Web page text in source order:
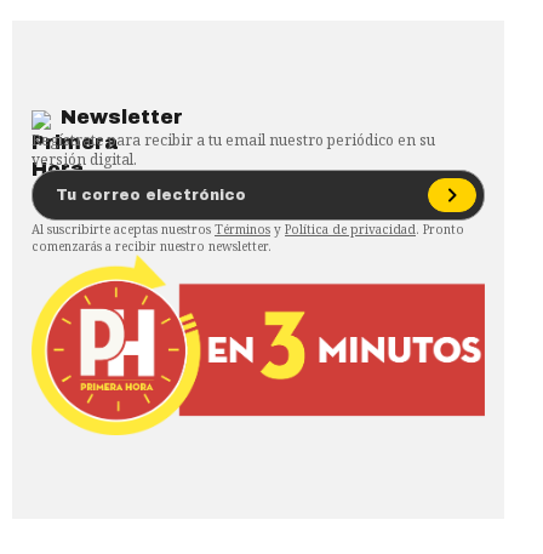
Newsletter
Regístrate para recibir a tu email nuestro periódico en su
versión digital.
Al suscribirte aceptas nuestros Términos y Política de privacidad. Pronto
comenzarás a recibir nuestro newsletter.